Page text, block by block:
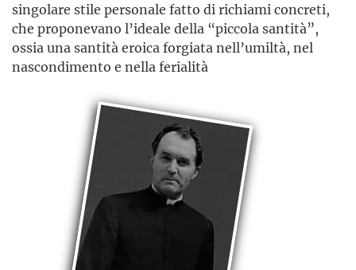
singolare stile personale fatto di richiami concreti,
che proponevano l’ideale della “piccola santità”,
ossia una santità eroica forgiata nell’umiltà, nel
nascondimento e nella ferialità